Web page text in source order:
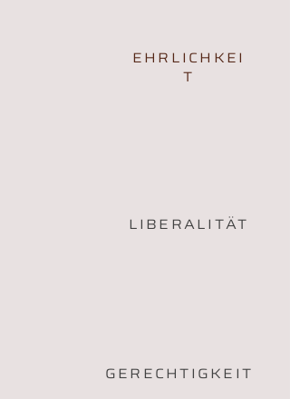
EHRLICHKEI
T
LIBERALITÄT
GERECHTIGKEIT